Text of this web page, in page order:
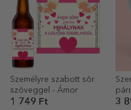
Személyre szabott sör
szöveggel - Ámor
1 749 Ft 3